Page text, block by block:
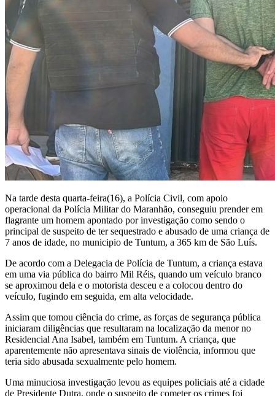
Na tarde desta quarta-feira(16), a Polícia Civil, com apoio
operacional da Polícia Militar do Maranhão, conseguiu prender em
flagrante um homem apontado por investigação como sendo o
principal de suspeito de ter sequestrado e abusado de uma criança de
7 anos de idade, no municipio de Tuntum, a 365 km de São Luís.
De acordo com a Delegacia de Polícia de Tuntum, a criança estava
em uma via pública do bairro Mil Réis, quando um veículo branco
se aproximou dela e o motorista desceu e a colocou dentro do
veículo, fugindo em seguida, em alta velocidade.
Assim que tomou ciência do crime, as forças de segurança pública
iniciaram diligências que resultaram na localização da menor no
Residencial Ana Isabel, também em Tuntum. A criança, que
aparentemente não apresentava sinais de violência, informou que
teria sido abusada sexualmente pelo homem.
Uma minuciosa investigação levou as equipes policiais até a cidade
de Presidente Dutra, onde o suspeito de cometer os crimes foi